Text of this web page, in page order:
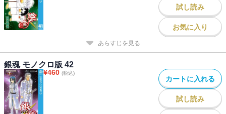
試し読み
お気に入り
あらすじを見る
銀魂 モノクロ版 42
¥460 (税込)
カートに入れる
試し読み